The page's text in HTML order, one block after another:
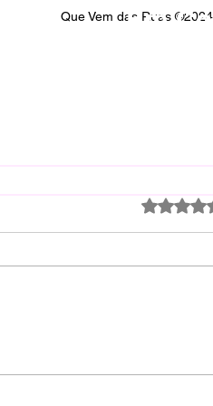
do Forró Caju
Avaliado
Que Vem das Ruas ©2024
Em